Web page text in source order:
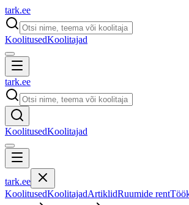
tark.ee
KoolitusedKoolitajad
tark.ee
KoolitusedKoolitajad
tark.ee
KoolitusedKoolitajadArtiklidRuumide rent